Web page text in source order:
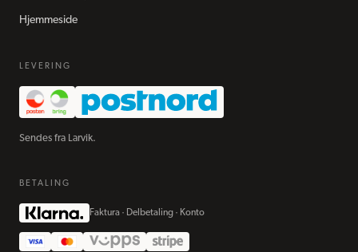
Hjemmeside
LEVERING
Sendes fra Larvik.
BETALING
Faktura · Delbetaling · Konto